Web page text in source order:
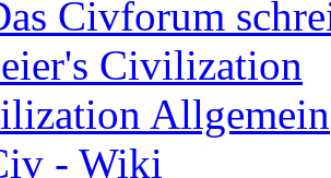
Civforum
Civilization
Allgemein
- Wiki